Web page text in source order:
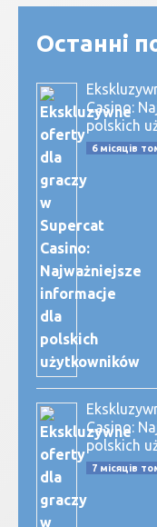
Останні
Casino:
polskich
6 місяців
Casino:
polskich
7 місяців